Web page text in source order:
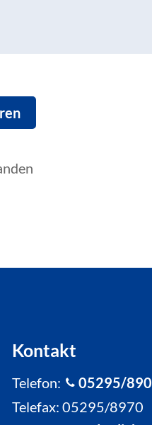
Kontakt
Telefon:
05295/890
Telefax: 05295/8970